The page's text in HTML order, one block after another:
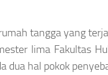
tangga yang
lima Fakultas
dua hal pokok